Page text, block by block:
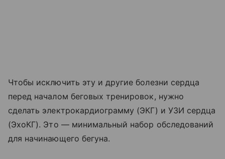
Чтобы исключить эту и другие болезни сердца
перед началом беговых тренировок, нужно
сделать электрокардиограмму (ЭКГ) и УЗИ сердца
(ЭхоКГ). Это — минимальный набор обследований
для начинающего бегуна.